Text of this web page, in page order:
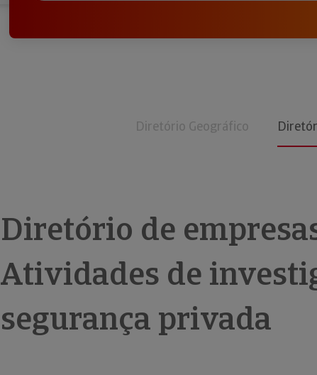
Diretório Geográfico
Diretório de
Atividades de
segurança privada